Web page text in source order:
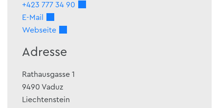
+423 777 34 90
E-Mail
Webseite
Adresse
Rathausgasse 1
9490 Vaduz
Liechtenstein